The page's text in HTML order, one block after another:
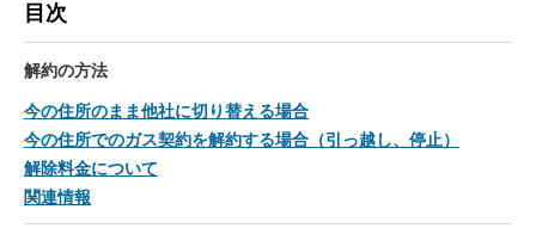
目次
解約の方法
今の住所のまま他社に切り替える場合
今の住所でのガス契約を解約する場合（引っ越し、停止）
解除料金について
関連情報